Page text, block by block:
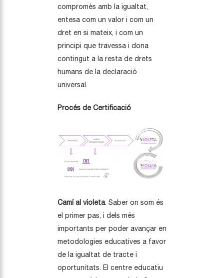
compromès amb la igualtat,
entesa com un valor i com un
dret en si mateix, i com un
principi que travessa i dona
contingut a la resta de drets
humans de la declaració
universal.
Procés de Certificació
Camí al violeta. Saber on som és
el primer pas, i dels més
importants per poder avançar en
metodologies educatives a favor
de la igualtat de tracte i
oportunitats. El centre educatiu